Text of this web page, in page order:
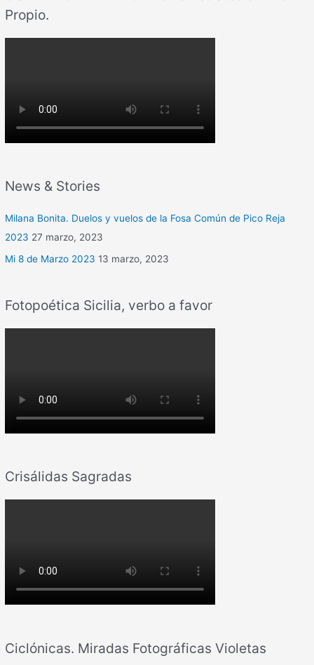
Propio.
News & Stories
Milana Bonita. Duelos y vuelos de la Fosa Común de Pico Reja
2023 27 marzo, 2023
Mi 8 de Marzo 2023 13 marzo, 2023
Fotopoética Sicilia, verbo a favor
Crisálidas Sagradas
Ciclónicas. Miradas Fotográficas Violetas